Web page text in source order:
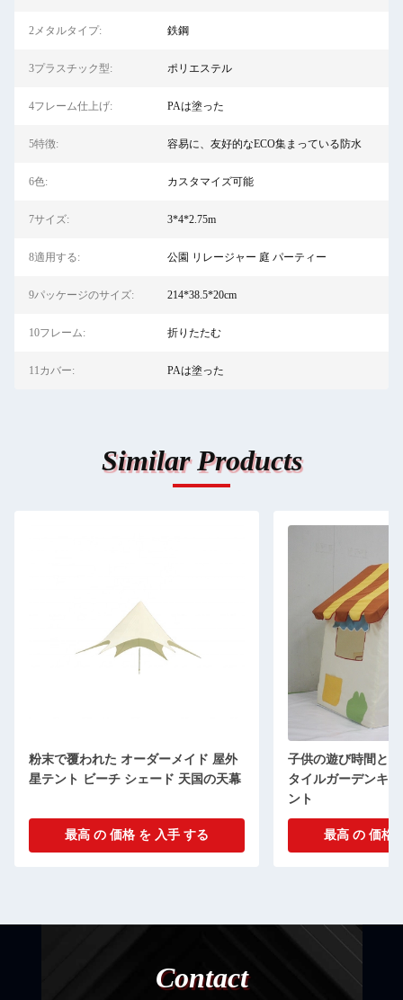
2メタルタイプ: 鉄鋼
3プラスチック型: ポリエステル
4フレーム仕上げ: PAは塗った
5特徴: 容易に、友好的なECO集まっている防水
6色: カスタマイズ可能
7サイズ: 3*4*2.75m
8適用する: 公園 リレージャー 庭 パーティー
9パッケージのサイズ: 214*38.5*20cm
10フレーム: 折りたたむ
11カバー: PAは塗った
Similar Products
粉末で覆われた オーダーメイド 屋外
星テント ビーチ シェード 天国の天幕
最高 の 価格 を 入手 する
子供の遊び時間と
タイルガーデンキ
ント
最高 の 価格
Contact